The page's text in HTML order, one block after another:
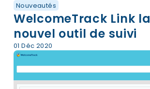
Nouveautés
WelcomeTrack Link
nouvel outil de suivi
01 Déc 2020